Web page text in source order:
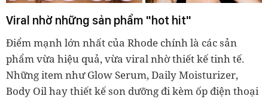
Viral nhờ những sản phẩm "hot hit"
Điểm mạnh lớn nhất của Rhode chính là các sản
phẩm vừa hiệu quả, vừa viral nhờ thiết kế tinh tế.
Những item như Glow Serum, Daily Moisturizer,
Body Oil hay thiết kế son dưỡng đi kèm ốp điện thoại